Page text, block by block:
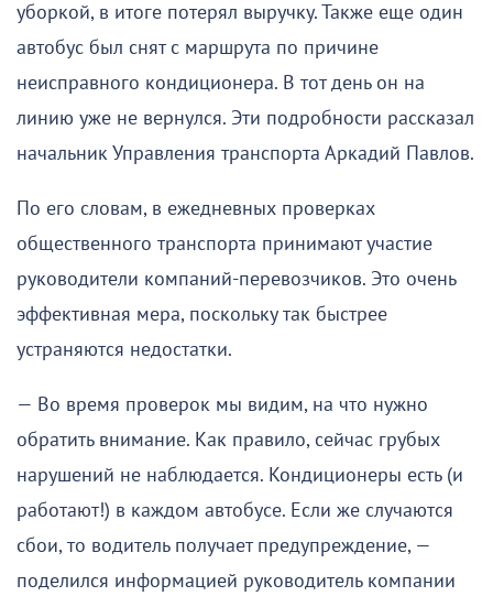
уборкой, в итоге потерял выручку. Также еще один
автобус был снят с маршрута по причине
неисправного кондиционера. В тот день он на
линию уже не вернулся. Эти подробности рассказал
начальник Управления транспорта Аркадий Павлов.
По его словам, в ежедневных проверках
общественного транспорта принимают участие
руководители компаний-перевозчиков. Это очень
эффективная мера, поскольку так быстрее
устраняются недостатки.
— Во время проверок мы видим, на что нужно
обратить внимание. Как правило, сейчас грубых
нарушений не наблюдается. Кондиционеры есть (и
работают!) в каждом автобусе. Если же случаются
сбои, то водитель получает предупреждение, —
поделился информацией руководитель компании